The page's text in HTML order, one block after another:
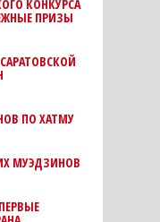
КОНКУРСА
ПРИЗЫ
ПО ХАТМУ
МУЭДЗИНОВ